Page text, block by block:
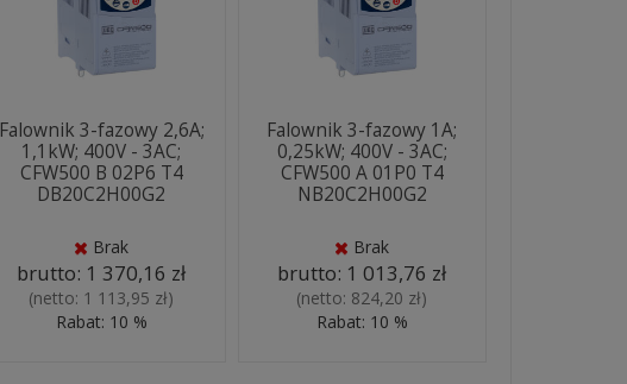
Falownik 3-fazowy 2,6A;
1,1kW; 400V - 3AC;
CFW500 B 02P6 T4
DB20C2H00G2
Brak
brutto: 1 370,16 zł
(netto: 1 113,95 zł)
Rabat: 10 %
Falownik 3-fazowy 1A;
0,25kW; 400V - 3AC;
CFW500 A 01P0 T4
NB20C2H00G2
Brak
brutto: 1 013,76 zł
(netto: 824,20 zł)
Rabat: 10 %